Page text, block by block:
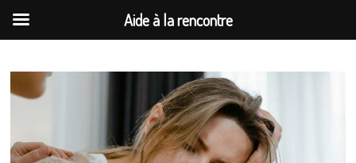
au
contenu
Aide à la rencontre